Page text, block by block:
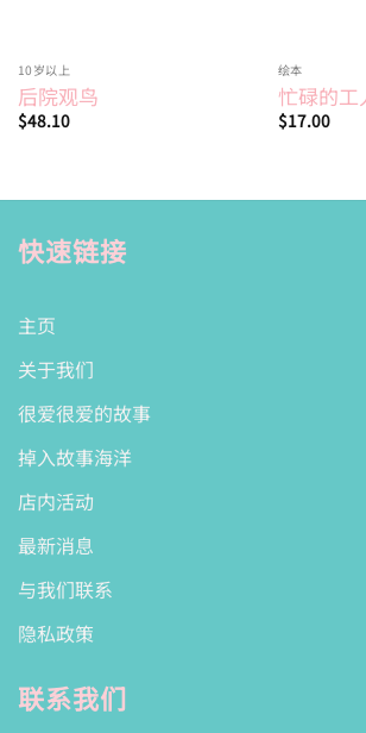
10岁以上
后院观鸟
$48.10
绘本
忙碌的工
$17.00
快速链接
主页
关于我们
很爱很爱的故事
掉入故事海洋
店内活动
最新消息
与我们联系
隐私政策
联系我们